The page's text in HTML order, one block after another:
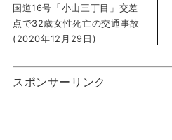
国道16号「小山三丁目」交差
点で32歳女性死亡の交通事故
(2020年12月29日)
スポンサーリンク